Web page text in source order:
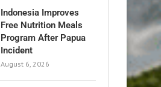
Indonesia Improves
Free Nutrition Meals
Program After Papua
Incident
August 6, 2026